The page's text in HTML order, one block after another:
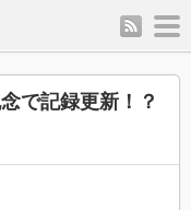
rss
で記録更新！？